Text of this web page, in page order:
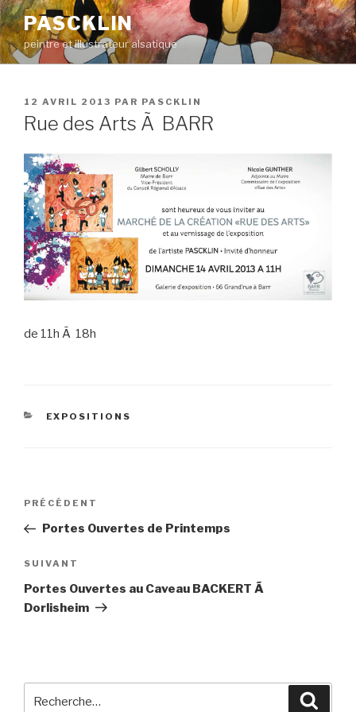
Aller
au
contenu
principal
PASCKLIN
peintre et illustrateur alsatique
PUBLIÉ
LE
12 AVRIL 2013 PAR PASCKLIN
Rue des Arts Ã BARR
de 11h Ã 18h
CATÉGORIES
EXPOSITIONS
Navigation
l’article
Article
précédent
PRÉCÉDENT
Portes Ouvertes de Printemps
Article
suivant
SUIVANT
Portes Ouvertes au Caveau BACKERT Ã
Dorlisheim